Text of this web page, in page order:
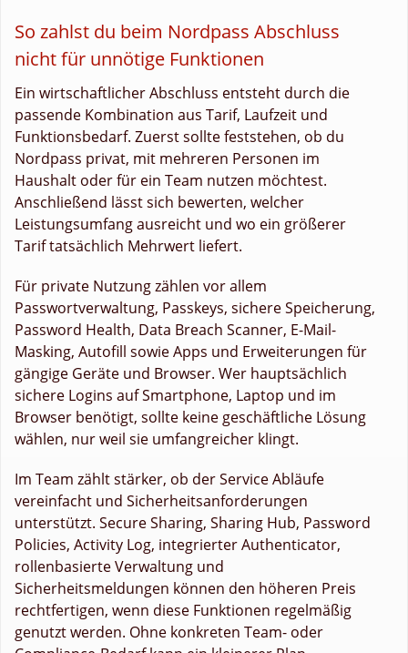
So zahlst du beim Nordpass Abschluss
nicht für unnötige Funktionen
Ein wirtschaftlicher Abschluss entsteht durch die
passende Kombination aus Tarif, Laufzeit und
Funktionsbedarf. Zuerst sollte feststehen, ob du
Nordpass privat, mit mehreren Personen im
Haushalt oder für ein Team nutzen möchtest.
Anschließend lässt sich bewerten, welcher
Leistungsumfang ausreicht und wo ein größerer
Tarif tatsächlich Mehrwert liefert.
Für private Nutzung zählen vor allem
Passwortverwaltung, Passkeys, sichere Speicherung,
Password Health, Data Breach Scanner, E-Mail-
Masking, Autofill sowie Apps und Erweiterungen für
gängige Geräte und Browser. Wer hauptsächlich
sichere Logins auf Smartphone, Laptop und im
Browser benötigt, sollte keine geschäftliche Lösung
wählen, nur weil sie umfangreicher klingt.
Im Team zählt stärker, ob der Service Abläufe
vereinfacht und Sicherheitsanforderungen
unterstützt. Secure Sharing, Sharing Hub, Password
Policies, Activity Log, integrierter Authenticator,
rollenbasierte Verwaltung und
Sicherheitsmeldungen können den höheren Preis
rechtfertigen, wenn diese Funktionen regelmäßig
genutzt werden. Ohne konkreten Team- oder